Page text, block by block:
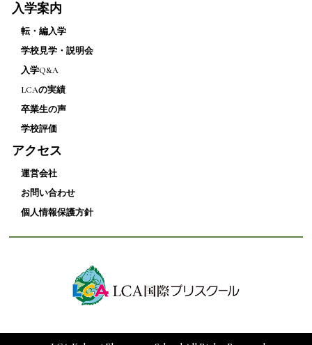
入学案内
転・編入学
学校見学・説明会
入学Q&A
LCAの実績
卒業生の声
学校評価
アクセス
運営会社
お問い合わせ
個人情報保護方針